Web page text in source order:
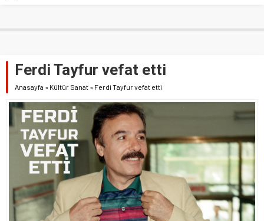
Ferdi Tayfur vefat etti
Anasayfa » Kültür Sanat » Ferdi Tayfur vefat etti